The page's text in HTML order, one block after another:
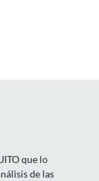
que lo
de las